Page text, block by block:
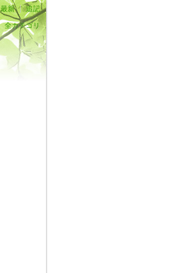
最新 追記
全カテゴリ